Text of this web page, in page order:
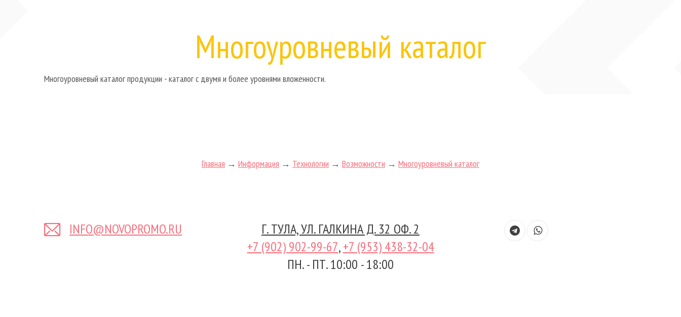
Многоуровневый каталог
Многоуровневый каталог продукции - каталог с двумя и более уровнями вложенности.
Главная → Информация → Технологии → Возможности → Многоуровневый каталог
INFO@NOVOPROMO.RU
Г. ТУЛА, УЛ. ГАЛКИНА Д. 32 ОФ. 2
+7 (902) 902-99-67,+7 (953) 438-32-04
ПН. - ПТ. 10:00 - 18:00